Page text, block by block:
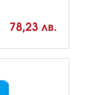
78,23 лв.